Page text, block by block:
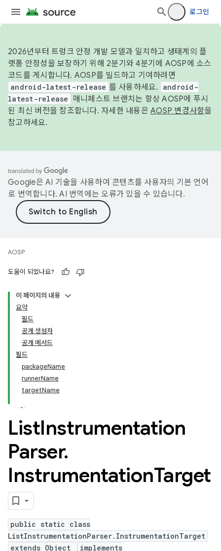
로그인
2026년부터 트렁크 안정 개발 모델과 일치하고 생태계의 플
랫폼 안정성을 보장하기 위해 2분기와 4분기에 AOSP에 소스
코드를 게시합니다. AOSP를 빌드하고 기여하려면
android-latest-release 를 사용하세요.
android-
latest-release
매니페스트 브랜치는 항상 AOSP에 푸시
된 최신 버전을 참조합니다. 자세한 내용은 AOSP 변경사항을
참고하세요.
Google은 AI 기술을 사용하여 콘텐츠를 사용자의 기본 언어
로 번역합니다. AI 번역에는 오류가 있을 수 있습니다.
AOSP
도움이 되었나요?
이 페이지의 내용
요약
필드
공개 생성자
공개 메서드
필드
packageName
runnerName
targetName
ListInstrumentation
Parser.
InstrumentationTarget
public static class
ListInstrumentationParser.InstrumentationTarget
extends Object
implements